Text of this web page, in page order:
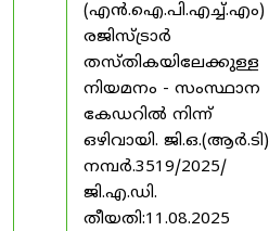
(എൻ.ഐ.പി.എച്ച്.എം)
രജിസ്ട്രാർ
തസ്തികയിലേക്കുള്ള
നിയമനം - സംസ്ഥാന
കേഡറിൽ നിന്ന്
ഒഴിവായി. ജി.ഒ.(ആർ.ടി)
നമ്പർ.3519/2025/
ജി.എ.ഡി.
തീയതി:11.08.2025